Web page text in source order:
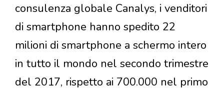
consulenza globale Canalys, i venditori
di smartphone hanno spedito 22
milioni di smartphone a schermo intero
in tutto il mondo nel secondo trimestre
del 2017, rispetto ai 700.000 nel primo